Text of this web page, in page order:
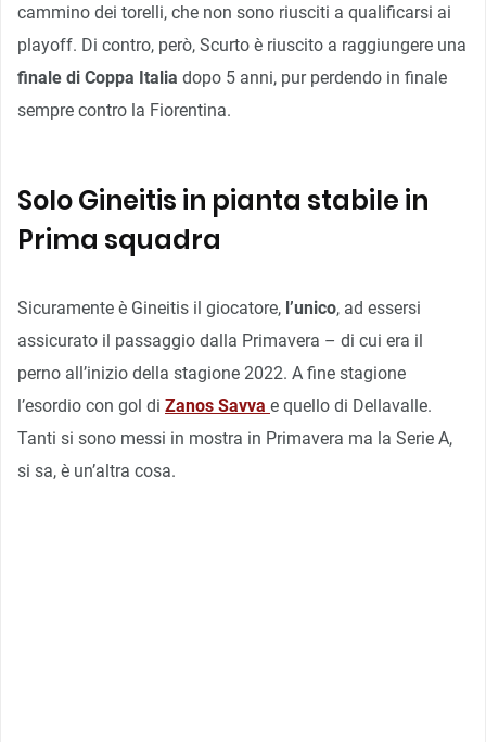
cammino dei torelli, che non sono riusciti a qualificarsi ai
playoff. Di contro, però, Scurto è riuscito a raggiungere una
finale di Coppa Italia dopo 5 anni, pur perdendo in finale
sempre contro la Fiorentina.
Solo Gineitis in pianta stabile in
Prima squadra
Sicuramente è Gineitis il giocatore, l’unico, ad essersi
assicurato il passaggio dalla Primavera – di cui era il
perno all’inizio della stagione 2022. A fine stagione
l’esordio con gol di Zanos Savva e quello di Dellavalle.
Tanti si sono messi in mostra in Primavera ma la Serie A,
si sa, è un’altra cosa.